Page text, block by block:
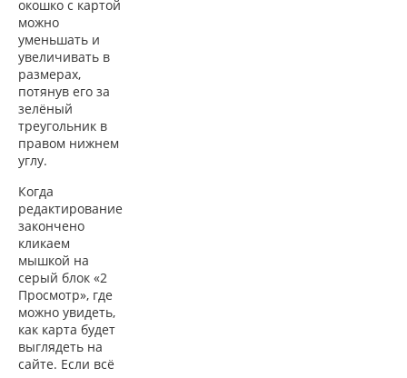
окошко с картой
можно
уменьшать и
увеличивать в
размерах,
потянув его за
зелёный
треугольник в
правом нижнем
углу.
Когда
редактирование
закончено
кликаем
мышкой на
серый блок «2
Просмотр», где
можно увидеть,
как карта будет
выглядеть на
сайте. Если всё